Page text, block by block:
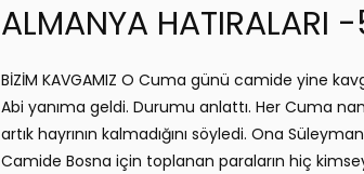
ALMANYA HATIRALARI
BİZİM KAVGAMIZ O Cuma günü camide yine
Abi yanıma geldi. Durumu anlattı. Her Cuma
artık hayrının kalmadığını söyledi. Ona
Camide Bosna için toplanan paraların hiç